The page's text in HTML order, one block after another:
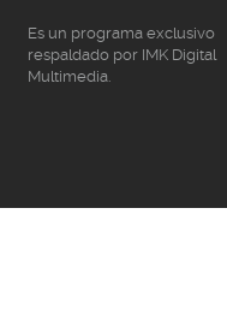
Es un programa exclusivo
respaldado por IMK Digital
Multimedia.